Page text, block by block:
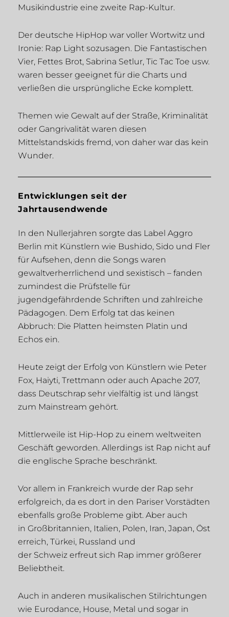
Musikindustrie eine zweite Rap-Kultur.
Der deutsche HipHop war voller Wortwitz und
Ironie: Rap Light sozusagen. Die Fantastischen
Vier, Fettes Brot, Sabrina Setlur, Tic Tac Toe usw.
waren besser geeignet für die Charts und
verließen die ursprüngliche Ecke komplett.
Themen wie Gewalt auf der Straße, Kriminalität
oder Gangrivalität waren diesen
Mittelstandskids fremd, von daher war das kein
Wunder.
Entwicklungen seit der
Jahrtausendwende
In den Nullerjahren sorgte das Label Aggro
Berlin mit Künstlern wie Bushido, Sido und Fler
für Aufsehen, denn die Songs waren
gewaltverherrlichend und sexistisch – fanden
zumindest die Prüfstelle für
jugendgefährdende Schriften und zahlreiche
Pädagogen. Dem Erfolg tat das keinen
Abbruch: Die Platten heimsten Platin und
Echos ein.
Heute zeigt der Erfolg von Künstlern wie Peter
Fox, Haiyti, Trettmann oder auch Apache 207,
dass Deutschrap sehr vielfältig ist und längst
zum Mainstream gehört.
Mittlerweile ist Hip-Hop zu einem weltweiten
Geschäft geworden. Allerdings ist Rap nicht auf
die englische Sprache beschränkt.
Vor allem in Frankreich wurde der Rap sehr
erfolgreich, da es dort in den Pariser Vorstädten
ebenfalls große Probleme gibt. Aber auch
in Großbritannien, Italien, Polen, Iran, Japan, Öst
erreich, Türkei, Russland und
der Schweiz erfreut sich Rap immer größerer
Beliebtheit.
Auch in anderen musikalischen Stilrichtungen
wie Eurodance, House, Metal und sogar in